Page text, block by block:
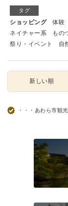
タグ
ショッピング 体験
ネイチャー系
もの
祭り・イベント
自
新しい順
・・・あわら市観